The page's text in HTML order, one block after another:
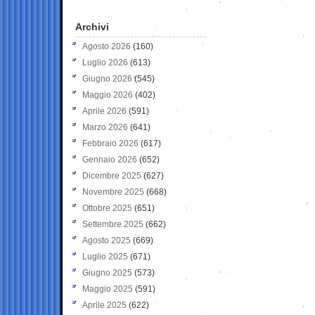
Archivi
Agosto 2026 (160)
Luglio 2026 (613)
Giugno 2026 (545)
Maggio 2026 (402)
Aprile 2026 (591)
Marzo 2026 (641)
Febbraio 2026 (617)
Gennaio 2026 (652)
Dicembre 2025 (627)
Novembre 2025 (668)
Ottobre 2025 (651)
Settembre 2025 (662)
Agosto 2025 (669)
Luglio 2025 (671)
Giugno 2025 (573)
Maggio 2025 (591)
Aprile 2025 (622)